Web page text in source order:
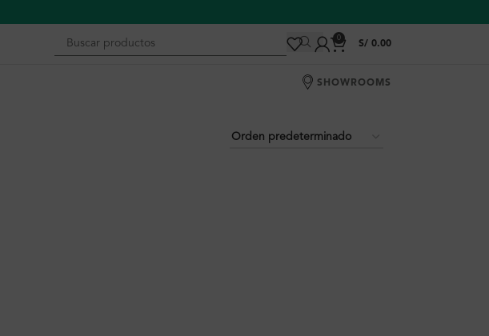
0
S/ 0.00
SHOWROOMS